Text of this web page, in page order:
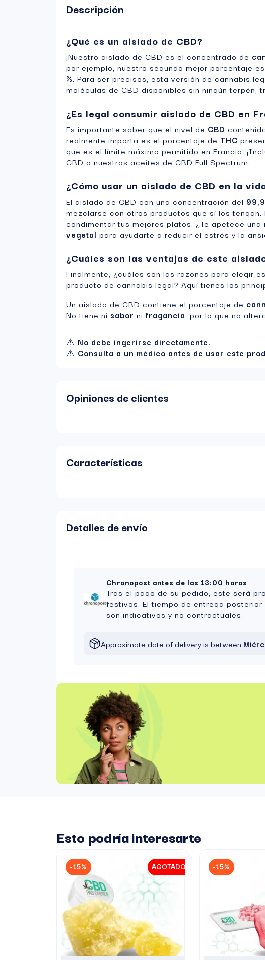
Descripción
¿Qué es un aislado de CBD?
¡Nuestro aislado de CBD es el concentrado de
por ejemplo, nuestro segundo mejor porcentaje
%. Para ser precisos, esta versión de cannabis
moléculas de CBD disponibles sin ningún terpén,
¿Es legal consumir aislado de CBD en
Es importante saber que el nivel de CBD
realmente importa es el porcentaje de THC
que es el límite máximo permitido en Francia.
CBD o nuestros aceites de CBD Full Spectrum.
¿Cómo usar un aislado de CBD en la
El aislado de CBD con una concentración del
mezclarse con otros productos que sí los
condimentar tus mejores platos. ¿Te apetece
vegetal para ayudarte a reducir el estrés y la
¿Cuáles son las ventajas de este
Finalmente, ¿cuáles son las razones para elegir
producto de cannabis legal? Aquí tienes los
Un aislado de CBD contiene el porcentaje de
No tiene ni sabor ni fragancia, por lo que no
⚠️ No debe ingerirse directamente.
⚠️ Consulta a un médico antes de usar este
Opiniones de clientes
Características
Detalles de envío
Chronopost antes de las 13:00 horas
Tras el pago de su pedido, este será
festivos. El tiempo de entrega
son indicativos y no contractuales.
Approximate date of delivery is between
Esto podría interesarte
-15% AGOTADO -15%